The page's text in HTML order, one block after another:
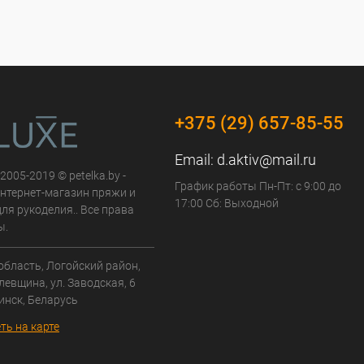
2019 © petelka.by -
магазин пряжи и
рукоделия.. Все права
Логойский район,
ул. Заводская, 6
Беларусь
на карте
+375 (29) 657-85-55
Email: d.aktiv@mail.ru
График работы Пн-Пт: с 9:00 до
17:00 Сб: Выходной